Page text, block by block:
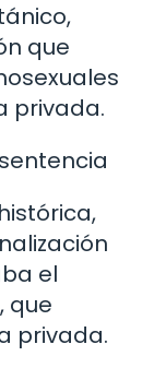
que
privada.
el
que
privada.